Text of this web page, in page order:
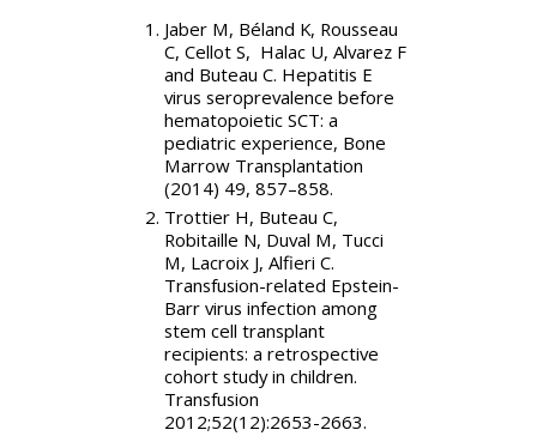
Jaber M, Béland K, Rousseau
C, Cellot S, Halac U, Alvarez F
and Buteau C. Hepatitis E
virus seroprevalence before
hematopoietic SCT: a
pediatric experience, Bone
Marrow Transplantation
(2014) 49, 857–858.
Trottier H, Buteau C,
Robitaille N, Duval M, Tucci
M, Lacroix J, Alfieri C.
Transfusion-related Epstein-
Barr virus infection among
stem cell transplant
recipients: a retrospective
cohort study in children.
Transfusion
2012;52(12):2653-2663.